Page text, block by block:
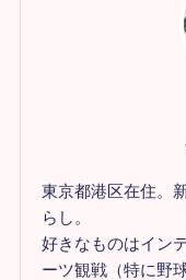
東京都港区在住。
らし。
好きなものはイン
ーツ観戦（特に野